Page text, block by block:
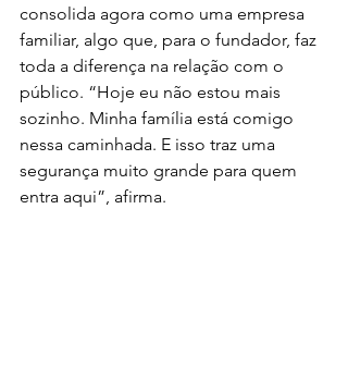
consolida agora como uma empresa
familiar, algo que, para o fundador, faz
toda a diferença na relação com o
público. “Hoje eu não estou mais
sozinho. Minha família está comigo
nessa caminhada. E isso traz uma
segurança muito grande para quem
entra aqui”, afirma.